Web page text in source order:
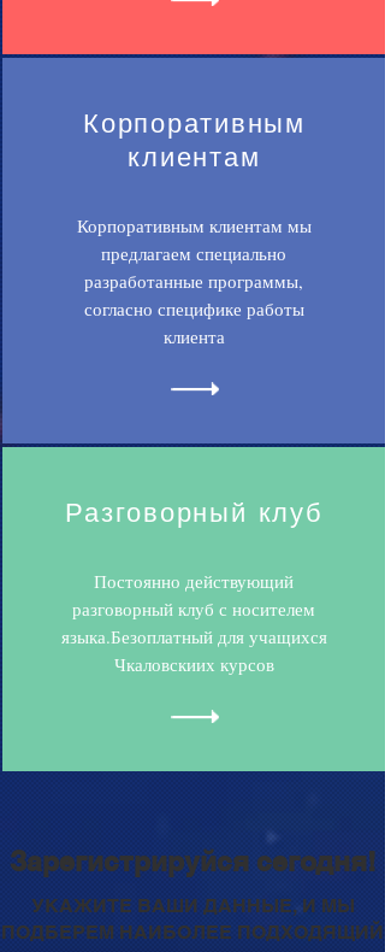
Корпоративным
клиентам
Корпоративным клиентам мы
предлагаем специально
разработанные программы,
согласно специфике работы
клиента
Разговорный клуб
Постоянно действующий
разговорный клуб с носителем
языка.Безоплатный для учащихся
Чкаловскиих курсов
Зарегистрируйся сегодня!
УКАЖИТЕ ВАШИ ДАННЫЕ, И МЫ
ПОДБЕРЕМ НАИБОЛЕЕ ПОДХОДЯЩИЙ